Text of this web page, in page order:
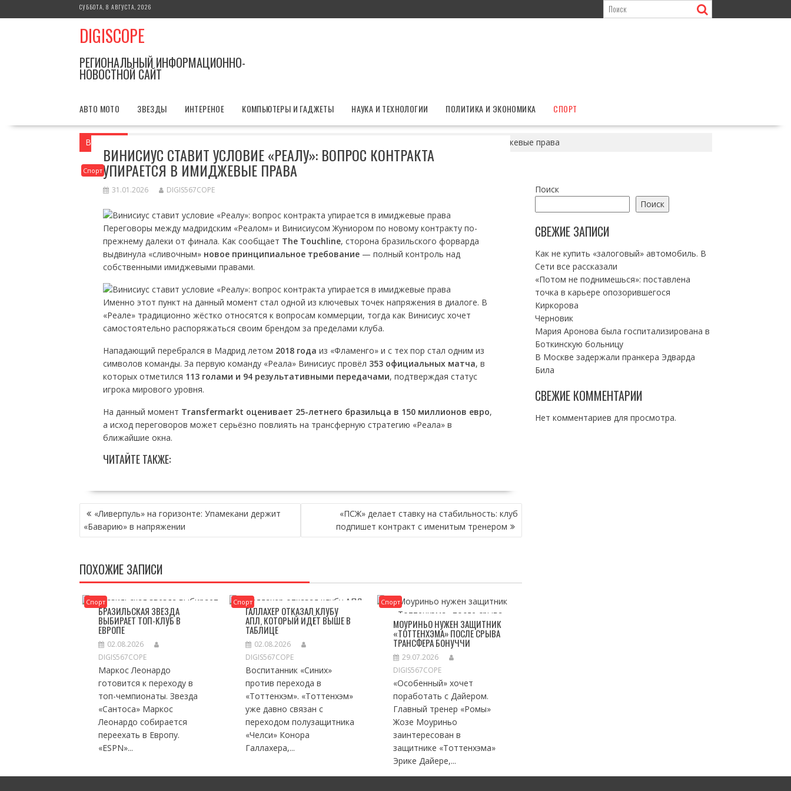
к
СУББОТА, 8 АВГУСТА, 2026
DIGISCOPE
РЕГИОНАЛЬНЫЙ ИНФОРМАЦИОННО-
НОВОСТНОЙ САЙТ
АВТО МОТО ЗВЕЗДЫ ИНТЕРЕНОЕ КОМПЬЮТЕРЫ И ГАДЖЕТЫ НАУКА И ТЕХНОЛОГИИ ПОЛИТИКА И ЭКОНОМИКА СПОРТ
Вы здесь Винисиус ставит условие «Реалу»: вопрос контракта упирается в имиджевые права
Спорт
ВИНИСИУС СТАВИТ УСЛОВИЕ «РЕАЛУ»: ВОПРОС КОНТРАКТА
УПИРАЕТСЯ В ИМИДЖЕВЫЕ ПРАВА
31.01.2026 DIGIS567COPE
Переговоры между мадридским «Реалом» и Винисиусом Жуниором по новому контракту по-
прежнему далеки от финала. Как сообщает The Touchline, сторона бразильского форварда
выдвинула «сливочным» новое принципиальное требование— полный контроль над
собственными имиджевыми правами.
Именно этот пункт на данный момент стал одной из ключевых точек напряжения в диалоге. В
«Реале» традиционно жёстко относятся к вопросам коммерции, тогда как Винисиус хочет
самостоятельно распоряжаться своим брендом за пределами клуба.
Нападающий перебрался в Мадрид летом 2018 года из «Фламенго» и с тех пор стал одним из
символов команды. За первую команду «Реала» Винисиус провёл 353 официальных матча, в
которых отметился 113 голами и 94 результативными передачами, подтверждая статус
игрока мирового уровня.
На данный момент Transfermarkt оценивает 25-летнего бразильца в 150 миллионов евро,
а исход переговоров может серьёзно повлиять на трансферную стратегию «Реала» в
ближайшие окна.
ЧИТАЙТЕ ТАКЖЕ:
НАВИГАЦИЯ
ПО
ЗАПИСЯМ
«Ливерпуль» на горизонте: Упамекани держит
«Баварию» в напряжении
«ПСЖ» делает ставку на стабильность: клуб
подпишет контракт с именитым тренером
ПОХОЖИЕ ЗАПИСИ
Спорт
БРАЗИЛЬСКАЯ ЗВЕЗДА
ВЫБИРАЕТ ТОП-КЛУБ В
ЕВРОПЕ
02.08.2026
DIGIS567COPE
Маркос Леонардо
готовится к переходу в
топ-чемпионаты. Звезда
«Сантоса» Маркос
Леонардо собирается
переехать в Европу.
«ESPN»...
Спорт
ГАЛЛАХЕР ОТКАЗАЛ КЛУБУ
АПЛ, КОТОРЫЙ ИДЁТ ВЫШЕ В
ТАБЛИЦЕ
02.08.2026
DIGIS567COPE
Воспитанник «Синих»
против перехода в
«Тоттенхэм». «Тоттенхэм»
уже давно связан с
переходом полузащитника
«Челси» Конора
Галлахера,...
Спорт
МОУРИНЬО НУЖЕН ЗАЩИТНИК
«ТОТТЕНХЭМА» ПОСЛЕ СРЫВА
ТРАНСФЕРА БОНУЧЧИ
29.07.2026
DIGIS567COPE
«Особенный» хочет
поработать с Дайером.
Главный тренер «Ромы»
Жозе Моуриньо
заинтересован в
защитнике «Тоттенхэма»
Эрике Дайере,...
Поиск
Поиск
СВЕЖИЕ ЗАПИСИ
Как не купить «залоговый» автомобиль. В
Сети все рассказали
«Потом не поднимешься»: поставлена
точка в карьере опозорившегося
Киркорова
Черновик
Мария Аронова была госпитализирована в
Боткинскую больницу
В Москве задержали пранкера Эдварда
Била
СВЕЖИЕ КОММЕНТАРИИ
Нет комментариев для просмотра.